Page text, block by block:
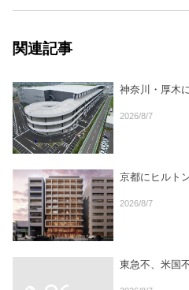
関連記事
神奈川・厚木
2026/8/7
京都にヒルト
2026/8/7
東急不、米国